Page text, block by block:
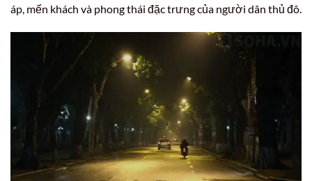
áp, mến khách và phong thái đặc trưng của người dân thủ đô.